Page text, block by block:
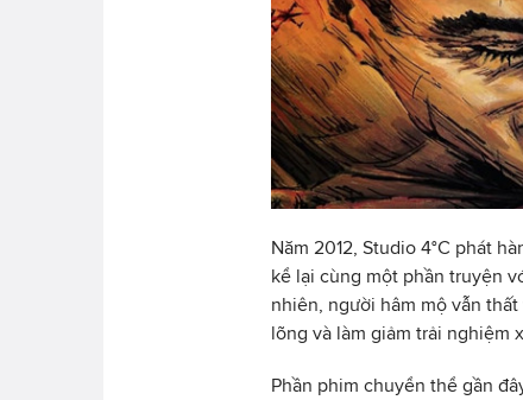
Năm 2012, Studio 4°C phát
kể lại cùng một phần truyện
nhiên, người hâm mộ vẫn
lõng và làm giảm trải nghiệm
Phần phim chuyển thể gần